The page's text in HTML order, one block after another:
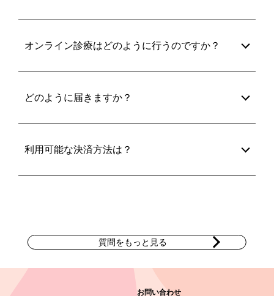
オンライン診療はどのように行うのですか？
どのように届きますか？
利用可能な決済方法は？
質問をもっと見る
お問い合わせ